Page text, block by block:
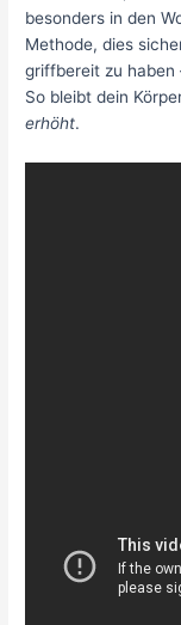
besonders in den
Methode, dies
griffbereit zu haben
So bleibt dein
erhöht.